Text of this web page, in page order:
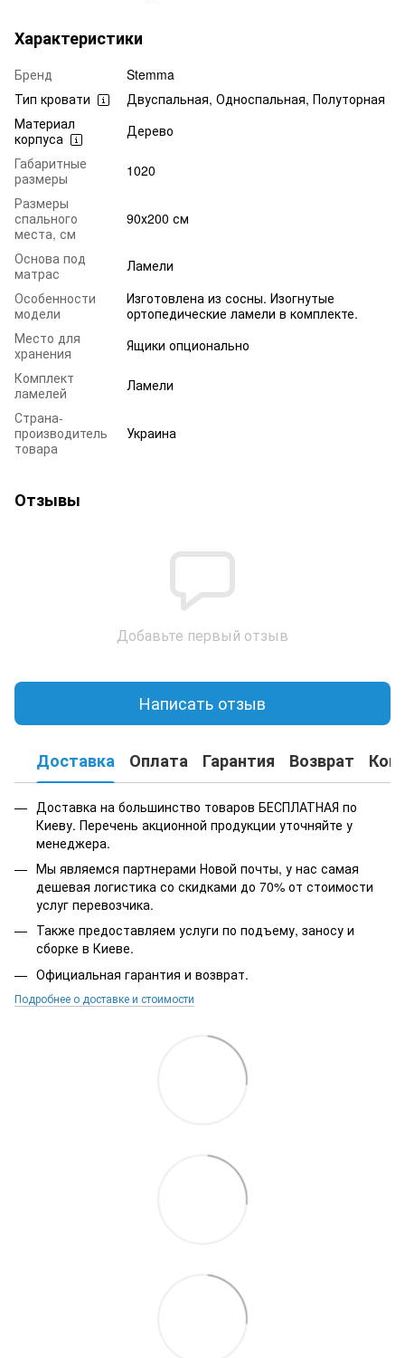
Характеристики
Бренд
Stemma
Тип кровати
Двуспальная, Односпальная, Полуторная
Материал
корпуса
Дерево
Габаритные
размеры
1020
Размеры
спального
места, см
90х200 см
Основа под
матрас
Ламели
Особенности
модели
Изготовлена из сосны. Изогнутые
ортопедические ламели в комплекте.
Место для
хранения
Ящики опционально
Комплект
ламелей
Ламели
Страна-
производитель
товара
Украина
Отзывы
Добавьте первый отзыв
Написать отзыв
Доставка Оплата Гарантия Возврат
Доставка на большинство товаров БЕСПЛАТНАЯ по
Киеву. Перечень акционной продукции уточняйте у
менеджера.
Мы являемся партнерами Новой почты, у нас самая
дешевая логистика со скидками до 70% от стоимости
услуг перевозчика.
Также предоставляем услуги по подъему, заносу и
сборке в Киеве.
Официальная гарантия и возврат.
Подробнее о доставке и стоимости